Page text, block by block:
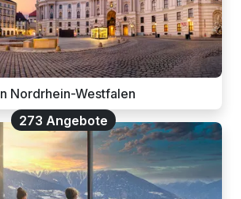
Nordrhein-Westfalen
273 Angebote